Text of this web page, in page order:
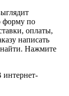
форму по
оплаты,
написать
Нажмите